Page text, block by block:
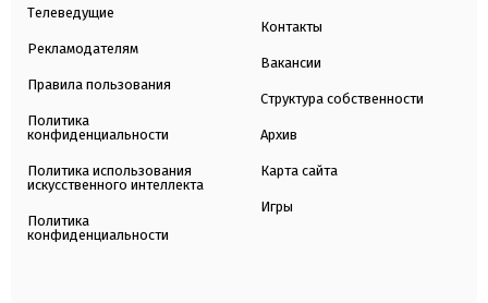
Телеведущие
Рекламодателям
Правила пользования
Политика
конфиденциальности
Политика использования
искусственного интеллекта
Политика
конфиденциальности
Контакты
Вакансии
Структура собственности
Архив
Карта сайта
Игры